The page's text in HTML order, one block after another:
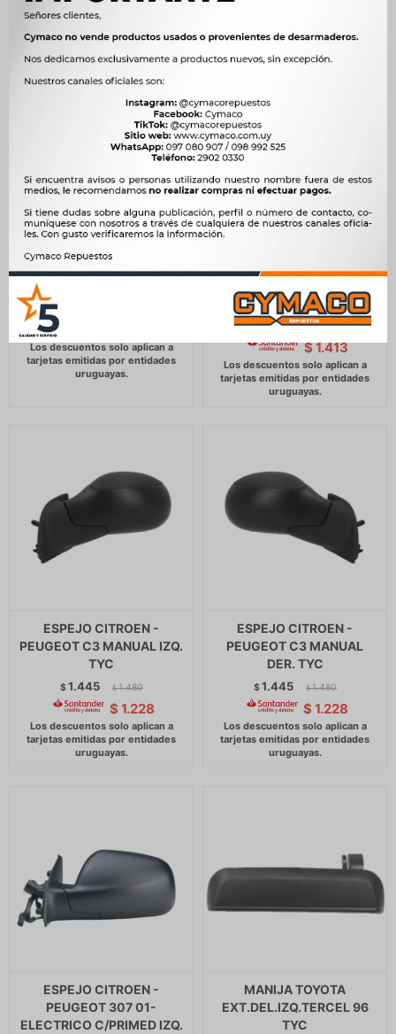
01-17 IZQ ELECTRICO TYC
ESPEJO CITROEN -
IZQ. TYC
$1.662 $ 1.703
$1.413
ESPEJO CITROEN -
PEUGEOT C3 MANUAL IZQ.
TYC
$1.445 $ 1.480
$ 1.228
ESPEJO CITROEN -
PEUGEOT C3 MANUAL
DER. TYC
$1.445 $ 1.480
$ 1.228
ESPEJO CITROEN -
PEUGEOT 307 01-
ELECTRICO C/PRIMED IZQ.
MANIJA TOYOTA
EXT.DEL.IZQ.TERCEL 96
TYC